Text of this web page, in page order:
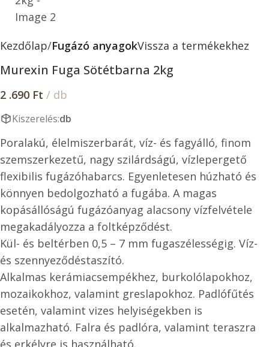
Kezdőlap Fugázó anyagokVissza a termékekhez
Murexin Fuga Sötétbarna 2kg
2 .690 Ft / db
Kiszerelés:db
Poralakú, élelmiszerbarát, víz- és fagyálló, finom
szemszerkezetű, nagy szilárdságú, vízlepergető
flexibilis fugázóhabarcs. Egyenletesen húzható és
könnyen bedolgozható a fugába. A magas
kopásállóságú fugázóanyag alacsony vízfelvétele
megakadályozza a foltképződést.
Kül- és beltérben 0,5 – 7 mm fugaszélességig. Víz-
és szennyeződéstaszító.
Alkalmas kerámiacsempékhez, burkolólapokhoz,
mozaikokhoz, valamint greslapokhoz. Padlófűtés
esetén, valamint vizes helyiségekben is
alkalmazható. Falra és padlóra, valamint teraszra
és erkélyre is használható.